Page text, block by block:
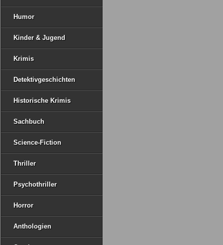
Humor
Kinder & Jugend
Krimis
Detektivgeschichten
Historische Krimis
Sachbuch
Science-Fiction
Thriller
Psychothriller
Horror
Anthologien